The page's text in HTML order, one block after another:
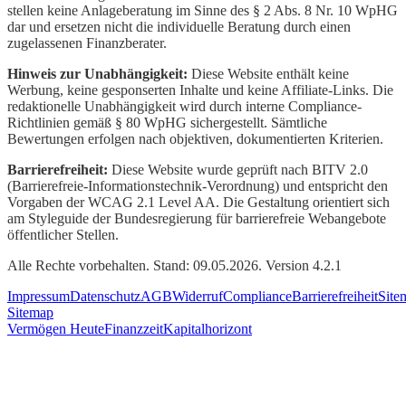
stellen keine Anlageberatung im Sinne des § 2 Abs. 8 Nr. 10 WpHG
dar und ersetzen nicht die individuelle Beratung durch einen
zugelassenen Finanzberater.
Hinweis zur Unabhängigkeit: Diese Website enthält keine
Werbung, keine gesponserten Inhalte und keine Affiliate-Links. Die
redaktionelle Unabhängigkeit wird durch interne Compliance-
Richtlinien gemäß § 80 WpHG sichergestellt. Sämtliche
Bewertungen erfolgen nach objektiven, dokumentierten Kriterien.
Barrierefreiheit: Diese Website wurde geprüft nach BITV 2.0
(Barrierefreie-Informationstechnik-Verordnung) und entspricht den
Vorgaben der WCAG 2.1 Level AA. Die Gestaltung orientiert sich
am Styleguide der Bundesregierung für barrierefreie Webangebote
öffentlicher Stellen.
Alle Rechte vorbehalten. Stand: 09.05.2026. Version 4.2.1
ImpressumDatenschutzAGBWiderrufComplianceBarrierefreiheit
Sitemap
Vermögen HeuteFinanzzeitKapitalhorizont